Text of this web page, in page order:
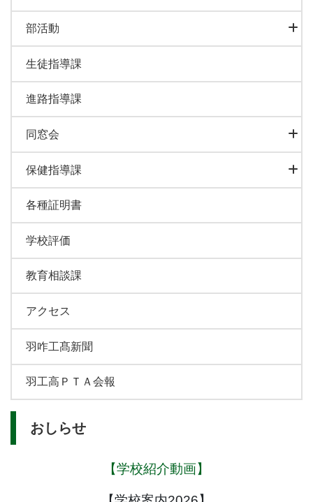
部活動
生徒指導課
進路指導課
同窓会
保健指導課
各種証明書
学校評価
教育相談課
アクセス
羽咋工髙新聞
羽工高ＰＴＡ会報
おしらせ
【学校紹介動画】